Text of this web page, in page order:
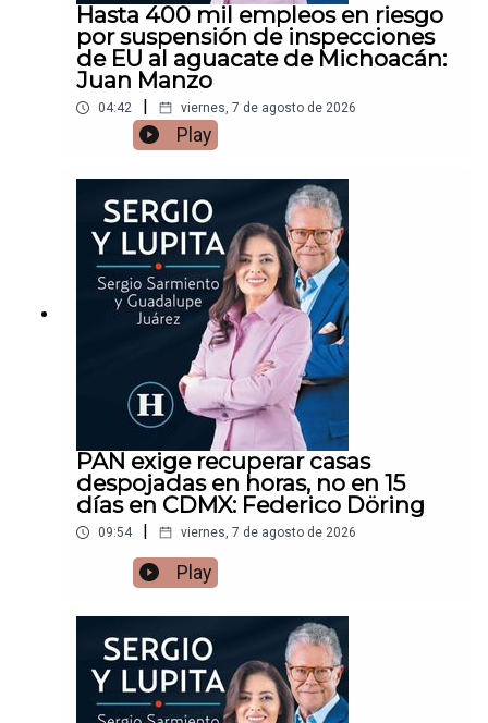
Hasta 400 mil empleos en riesgo
por suspensión de inspecciones
de EU al aguacate de Michoacán:
Juan Manzo
04:42 viernes, 7 de agosto de 2026
Play
PAN exige recuperar casas
despojadas en horas, no en 15
días en CDMX: Federico Döring
09:54 viernes, 7 de agosto de 2026
Play